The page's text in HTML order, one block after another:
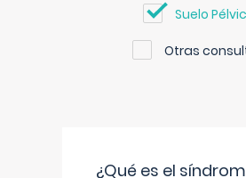
Suelo
Otras
¿Qué es el